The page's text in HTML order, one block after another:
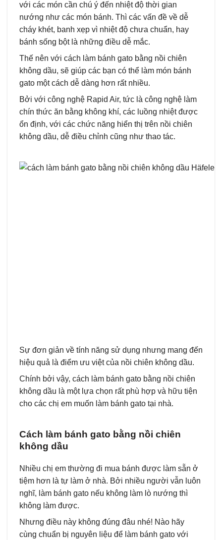
với các món cần chú ý đến nhiệt độ thời gian
nướng như các món bánh. Thì các vấn đề về dễ
cháy khét, banh xẹp vì nhiệt độ chưa chuẩn, hay
bánh sống bột là những điều dễ mắc.
Thế nên với cách làm bánh gato bằng nồi chiên
không dầu, sẽ giúp các bạn có thể làm món bánh
gato một cách dễ dàng hơn rất nhiều.
Bởi với công nghệ Rapid Air, tức là công nghệ làm
chín thức ăn bằng không khí, các luồng nhiệt được
ổn định, với các chức năng hiển thị trên nồi chiên
không dầu, dễ điều chỉnh cũng như thao tác.
Sự đơn giản về tính năng sử dụng nhưng mang đến
hiệu quả là điểm ưu việt của nồi chiên không dầu.
Chính bởi vậy, cách làm bánh gato bằng nồi chiên
không dầu là một lựa chọn rất phù hợp và hữu tiện
cho các chị em muốn làm bánh gato tại nhà.
Cách làm bánh gato bằng nồi chiên
không dầu
Nhiều chị em thường đi mua bánh được làm sẵn ở
tiệm hơn là tự làm ở nhà. Bởi nhiều người vẫn luôn
nghĩ, làm bánh gato nếu không làm lò nướng thì
không làm được.
Nhưng điều này không đúng đâu nhé! Nào hãy
cùng chuẩn bị nguyên liệu để làm bánh gato với